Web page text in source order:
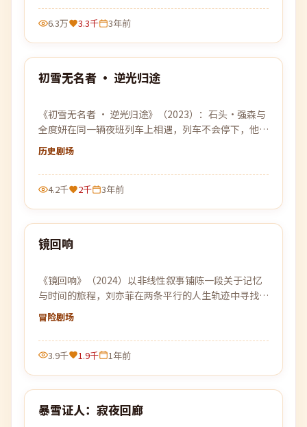
6.3万 3.3千 3年前
最新
99:46
初雪无名者 · 逆光归途
《初雪无名者 · 逆光归途》（2023）：石头·强森与
全度妍在同一辆夜班列车上相遇，列车不会停下，他们
也不能停下。
历史剧场
4.2千 2千 3年前
最新
99:18
镜回响
《镜回响》（2024）以非线性叙事铺陈一段关于记忆
与时间的旅程，刘亦菲在两条平行的人生轨迹中寻找自
我的答案。
冒险剧场
3.9千 1.9千 1年前
最新
99:39
暴雪证人：寂夜回廊